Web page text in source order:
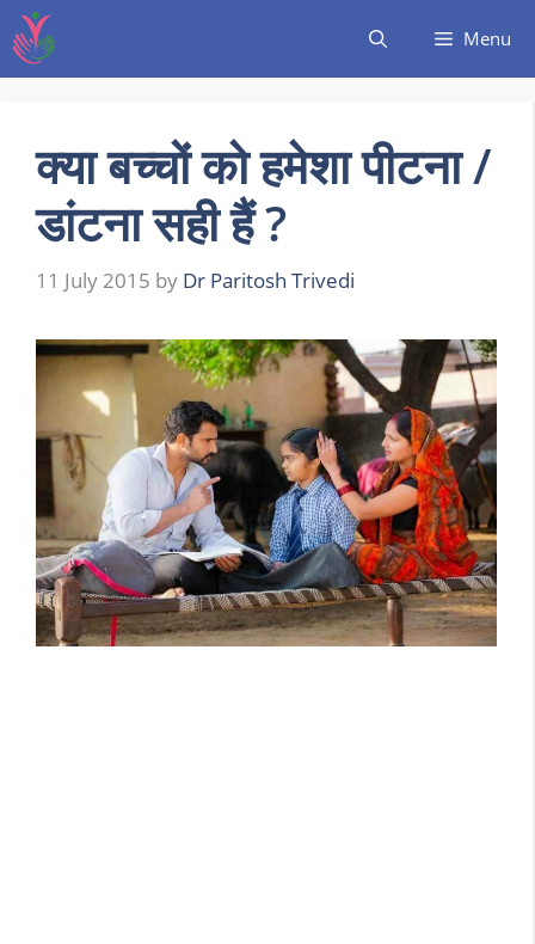
Menu
क्या बच्चों को हमेशा पीटना /
डांटना सही हैं ?
11 July 2015 by Dr Paritosh Trivedi